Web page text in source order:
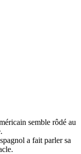
semble rôdé au
a fait parler sa